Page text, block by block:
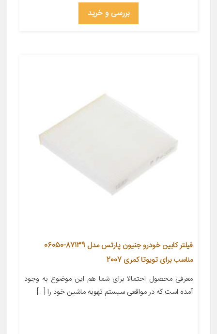
بررسی و خرید
فیلتر کابین خودرو جنیون پارتس مدل 87139-06050
مناسب برای تویوتا کمری 2007
معرفی محصول احتمالا برای شما هم این موضوع به وجود
آمده است که در مواقعی سیستم تهویه ماشین خود را […]